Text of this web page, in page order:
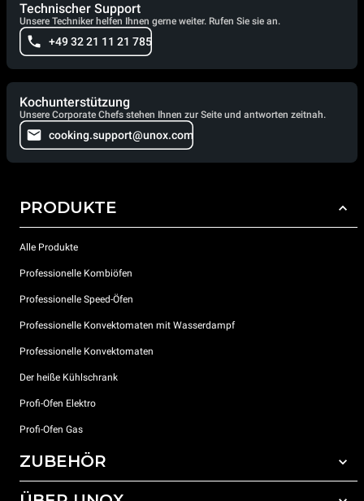
Technischer Support
Unsere Techniker helfen Ihnen gerne weiter. Rufen Sie sie an.
+49 32 21 11 21 785
Kochunterstützung
Unsere Corporate Chefs stehen Ihnen zur Seite und antworten zeitnah.
cooking.support@unox.com
PRODUKTE
Alle Produkte
Professionelle Kombiöfen
Professionelle Speed-Öfen
Professionelle Konvektomaten mit Wasserdampf
Professionelle Konvektomaten
Der heiße Kühlschrank
Profi-Ofen Elektro
Profi-Ofen Gas
ZUBEHÖR